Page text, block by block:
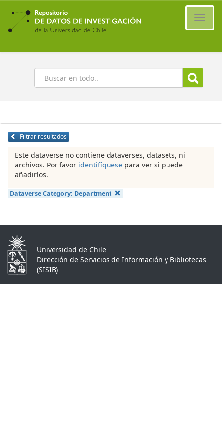
Ir
contenido
principal
Buscar
Filtrar resultados
Este dataverse no contiene dataverses, datasets, ni
archivos. Por favor identifíquese para ver si puede
añadirlos.
Dataverse Category: Department
Universidad de Chile
Dirección de Servicios de Información y Bibliotecas
(SISIB)